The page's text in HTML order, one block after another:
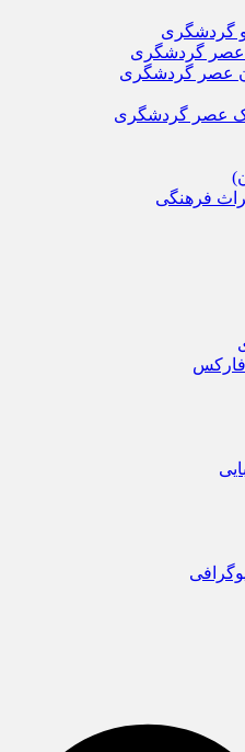
و گردشگری
عصر گردشگری
عصر گردشگری
عصر گردشگری
فرهنگی
فارکس